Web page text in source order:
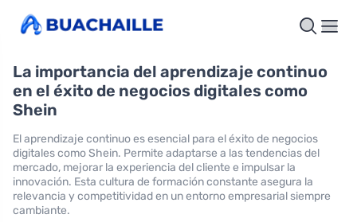
La importancia del aprendizaje continuo
en el éxito de negocios digitales como
Shein
El aprendizaje continuo es esencial para el éxito de negocios
digitales como Shein. Permite adaptarse a las tendencias del
mercado, mejorar la experiencia del cliente e impulsar la
innovación. Esta cultura de formación constante asegura la
relevancia y competitividad en un entorno empresarial siempre
cambiante.